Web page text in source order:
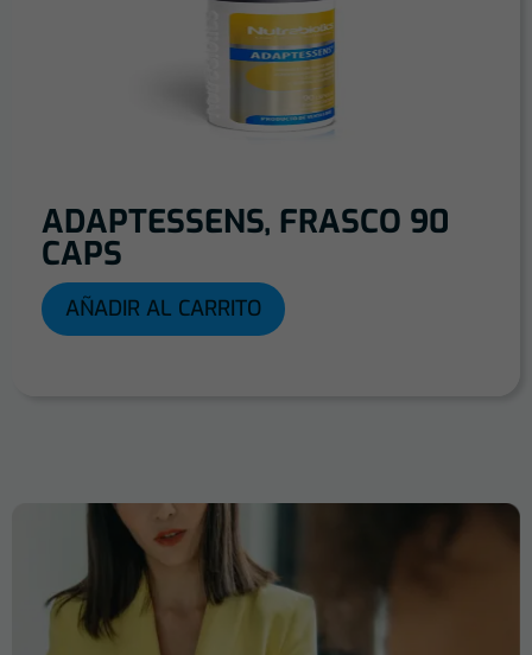
ADAPTESSENS, FRASCO 90
CAPS
AÑADIR AL CARRITO